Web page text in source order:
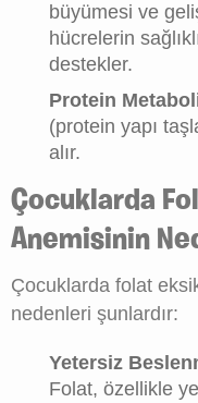
büyümesi ve
hücrelerin
destekler.
Protein
(protein yapı
alır.
Çocuklarda
Anemisinin
Çocuklarda folat
nedenleri şunlardır:
Yetersiz
Folat, özellikle